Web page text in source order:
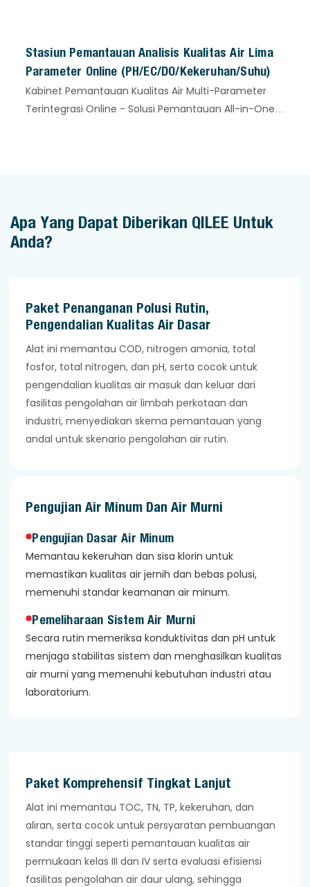
Stasiun Pemantauan Analisis Kualitas Air Lima
Parameter Online (pH/EC/DO/Kekeruhan/Suhu)
Kabinet Pemantauan Kualitas Air Multi-Parameter
Terintegrasi Online - Solusi Pemantauan All-in-One
parameter kualitas air inti: pH, Konduktivitas Listrik
(EC), Oksigen Terlarut (DO), Kekeruhan, dan Suhu
Apa Yang Dapat Diberikan QILEE Untuk
Anda?
Paket Penanganan Polusi Rutin,
Pengendalian Kualitas Air Dasar
Alat ini memantau COD, nitrogen amonia, total
fosfor, total nitrogen, dan pH, serta cocok untuk
pengendalian kualitas air masuk dan keluar dari
fasilitas pengolahan air limbah perkotaan dan
industri, menyediakan skema pemantauan yang
andal untuk skenario pengolahan air rutin.
Pengujian Air Minum Dan Air Murni
Pengujian Dasar Air Minum
Memantau kekeruhan dan sisa klorin untuk
memastikan kualitas air jernih dan bebas polusi,
memenuhi standar keamanan air minum.
Pemeliharaan Sistem Air Murni
Secara rutin memeriksa konduktivitas dan pH untuk
menjaga stabilitas sistem dan menghasilkan kualitas
air murni yang memenuhi kebutuhan industri atau
laboratorium.
Paket Komprehensif Tingkat Lanjut
Alat ini memantau TOC, TN, TP, kekeruhan, dan
aliran, serta cocok untuk persyaratan pembuangan
standar tinggi seperti pemantauan kualitas air
permukaan kelas III dan IV serta evaluasi efisiensi
fasilitas pengolahan air daur ulang, sehingga